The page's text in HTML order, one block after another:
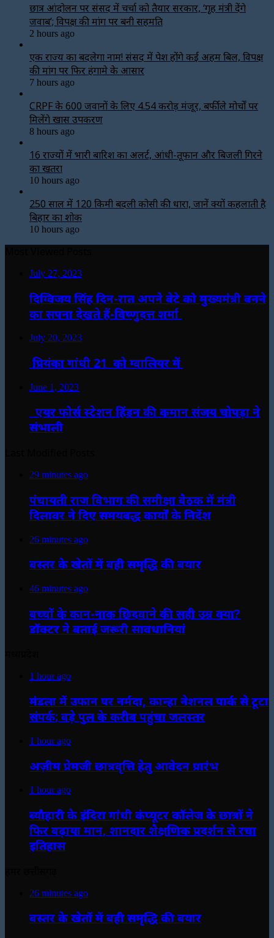
छात्र आंदोलन पर संसद में चर्चा को तैयार सरकार, ‘गृह मंत्री देंगे
जवाब’; विपक्ष की मांग पर बनी सहमति
2 hours ago
एक राज्य का बदलेगा नाम! संसद में पेश होंगे कई अहम बिल, विपक्ष
की मांग पर फिर हंगामे के आसार
7 hours ago
CRPF के 600 जवानों के लिए ₹4.54 करोड़ मंजूर, बर्फीले मोर्चों पर
मिलेंगे खास उपकरण
8 hours ago
16 राज्यों में भारी बारिश का अलर्ट, आंधी-तूफान और बिजली गिरने
का खतरा
10 hours ago
250 साल में 120 किमी बदली कोसी की धारा, जानें क्यों कहलाती है
बिहार का शोक
10 hours ago
July 27, 2023
दिग्विजय सिंह दिन-रात अपने बेटे को मुख्यमंत्री बनने
का सपना देखते हैं-विष्णुदत्त शर्मा
July 20, 2023
प्रियंका गांधी 21 को ग्वालियर में
June 1, 2023
एयर फोर्स स्टेशन हिंडन की कमान संजय चोपड़ा ने
संभाली
29 minutes ago
पंचायती राज विभाग की समीक्षा बैठक में मंत्री
दिलावर ने दिए समयबद्ध कार्यों के निर्देश
26 minutes ago
बस्तर के खेतों में बही समृद्धि की बयार
46 minutes ago
बच्चों के कान-नाक छिदवाने की सही उम्र क्या?
डॉक्टर ने बताई जरूरी सावधानियां
1 hour ago
मंडला में उफान पर नर्मदा, कान्हा नेशनल पार्क से टूटा
संपर्क; बड़े पुल के करीब पहुंचा जलस्तर
1 hour ago
अज़ीम प्रेमजी छात्रवृत्ति हेतु आवेदन प्रारंभ
1 hour ago
ब्यौहारी के इंदिरा गांधी कंप्यूटर कॉलेज के छात्रों ने
फिर बढ़ाया मान, शानदार शैक्षणिक प्रदर्शन से रचा
इतिहास
26 minutes ago
बस्तर के खेतों में बही समृद्धि की बयार